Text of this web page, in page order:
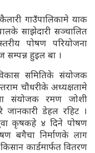
गाउँपालिकामे याक
साझेदारी सञ्चालित
पोषण परियोजना
हुइल बा ।
समितिके संयोजक
चौधरीके अध्यक्षतामे
संयोजक रमण जोशी
जानकारी डेहल रहिट ।
कृषकहे ४ दिने पोषण
बगैचा निर्माणके लाग
कार्डमार्फत वितरण